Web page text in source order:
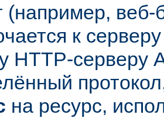
(например, веб-
к
HTTP-серверу
на ресурс,